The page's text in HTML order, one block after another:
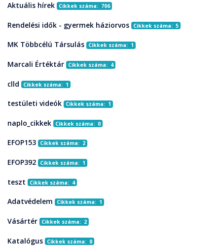
Aktuális hírek Cikkek száma: 706
Rendelési idők - gyermek háziorvos Cikkek száma: 5
MK Többcélú Társulás Cikkek száma: 1
Marcali Értéktár Cikkek száma: 4
clld Cikkek száma: 1
testületi videók Cikkek száma: 1
naplo_cikkek Cikkek száma: 0
EFOP153 Cikkek száma: 2
EFOP392 Cikkek száma: 1
teszt Cikkek száma: 4
Adatvédelem Cikkek száma: 1
Vásártér Cikkek száma: 2
Katalógus Cikkek száma: 0